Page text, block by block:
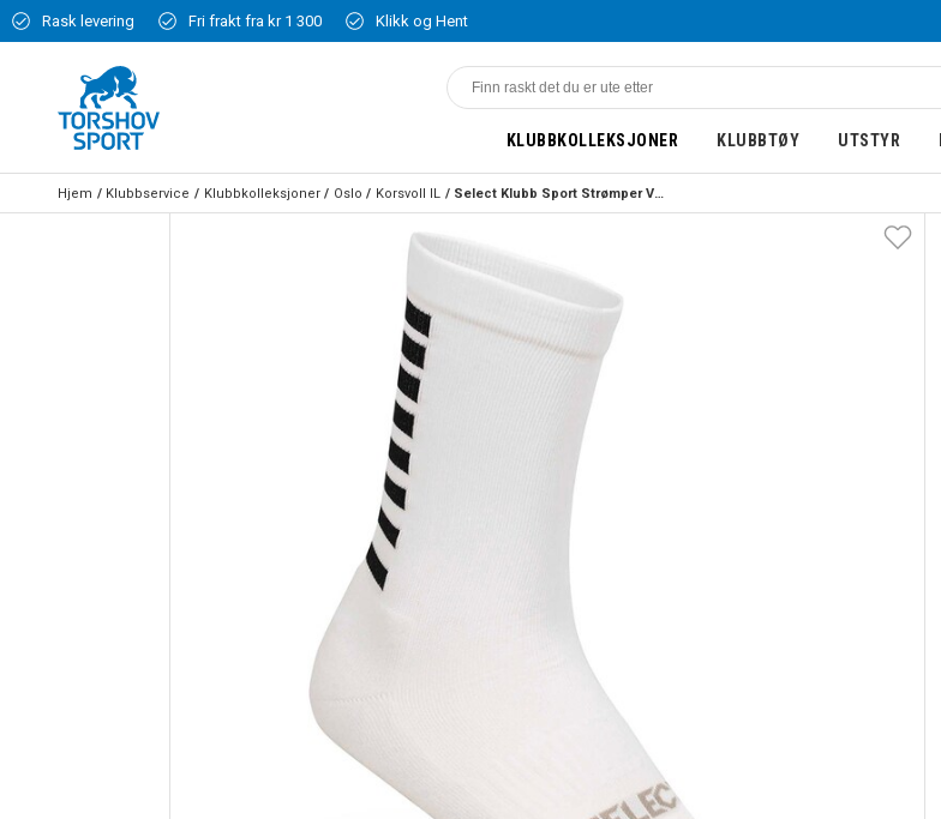
Rask levering Fri frakt fra kr 1 300 Klikk og Hent
KLUBBKOLLEKSJONER KLUBBTØY UTSTYR
Hjem Klubbservice Klubbkolleksjoner Oslo Korsvoll IL Select Klubb Sport Strømper V25 Hvit